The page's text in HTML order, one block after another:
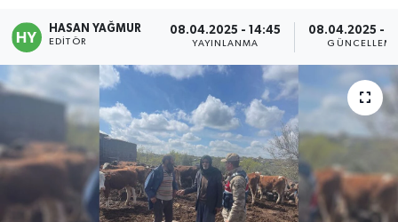
HASAN YAĞMUR
EDITÖR
08.04.2025 - 14:45
YAYINLANMA
08.04.2025 -
Politika
Sağlık
Spor